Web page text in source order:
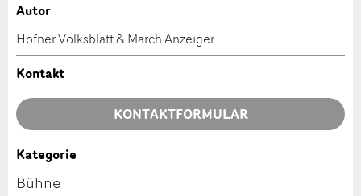
Anzeige beanstanden
Ihr Feedback wird sehr geschätzt!
Allgemeines Feedback
Anzeige nicht mehr gültig
Anzeige unvollständig
Anzeige weiterempfehlen
Empfehlen Sie diese Anzeige an Freunde weiter.
Autor
Höfner Volksblatt & March Anzeiger
Kontakt
KONTAKTFORMULAR
Kontakt
Kategorie
Bühne